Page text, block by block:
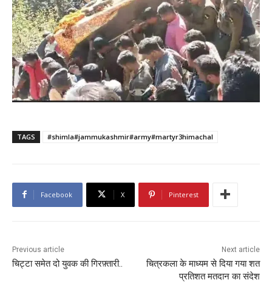
TAGS #shimla#jammukashmir#army#martyr3himachal
Facebook X Pinterest
Previous article
चिट्टा समेत दो युवक की गिरफ़्तारी..
Next article
चित्रकला के माध्यम से दिया गया शत
प्रतिशत मतदान का संदेश